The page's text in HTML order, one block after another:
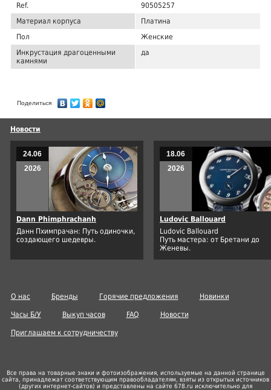
Ref.
90505257
Материал корпуса
Платина
Пол
Женские
Инкрустация драгоценными
камнями
да
Поделиться
Новости
24.06
2026
Dann Phimphrachanh
Данн Пхимпрачан: Путь одиночки,
создающего шедевры.
18.06
2026
Ludovic Ballouard
Ludovic Ballouard
Путь мастера: от Бретани до
Женевы.
О нас Бренды Горячие предложения Новинки
Часы Б/У Выкуп часов FAQ Новости
Приглашаем к сотрудничеству
Все права на товарные знаки и фотоизображения, используемые на данной странице
сайта, принадлежат соответствующим правообладателям, взяты из открытых источников
(других интернет-сайтов) и представлены на сайте 678.ru исключительно для